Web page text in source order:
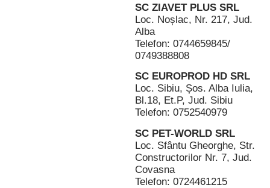
SC ZIAVET PLUS SRL
Loc. Noșlac, Nr. 217, Jud.
Alba
Telefon: 0744659845/
0749388808
SC EUROPROD HD SRL
Loc. Sibiu, Șos. Alba Iulia,
Bl.18, Et.P, Jud. Sibiu
Telefon: 0752540979
SC PET-WORLD SRL
Loc. Sfântu Gheorghe, Str.
Constructorilor Nr. 7, Jud.
Covasna
Telefon: 0724461215